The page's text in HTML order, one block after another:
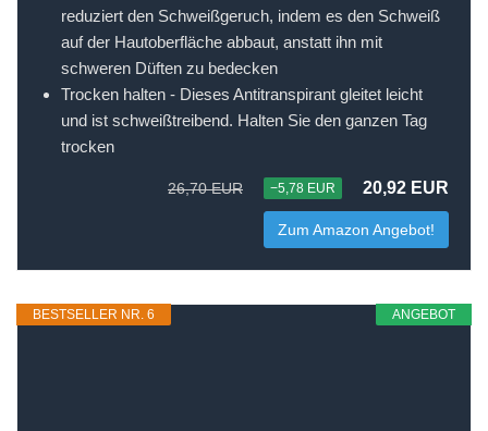
reduziert den Schweißgeruch, indem es den Schweiß
auf der Hautoberfläche abbaut, anstatt ihn mit
schweren Düften zu bedecken
Trocken halten - Dieses Antitranspirant gleitet leicht
und ist schweißtreibend. Halten Sie den ganzen Tag
trocken
26,70 EUR −5,78 EUR 20,92 EUR
Zum Amazon Angebot!
ANGEBOT
BESTSELLER NR. 6